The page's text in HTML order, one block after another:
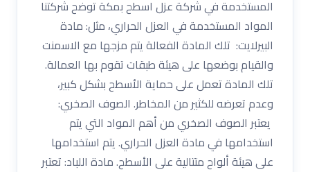
المستخدمة في شركة عزل اسطح بمكة توضح شركتنا
المواد المستخدمة في العزل الحراري، مثل: مادة
البيرلايت: تلك المادة الفعالة يتم مزجها مع الاسمنت
والقيام بوضعها على هيئة طبقات تقوم بها العمالة.
تلك المادة تعمل على حماية الأسطح بشكل كبير،
وعدم تعرضه للكثير من المخاطر. الصوف الصخري:
يعتبر الصوف الصخري من أهم المواد التي يتم
استخدامها في مادة العزل الحراري. يتم استخدامها
على هيئة ألواح متتالية على الأسطح. مادة اللباد: تعتبر